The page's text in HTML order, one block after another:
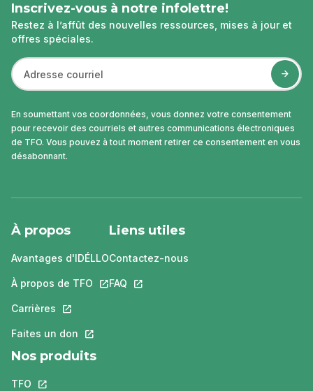
Inscrivez-vous à notre infolettre!
Restez à l’affût des nouvelles ressources, mises à jour et
offres spéciales.
En soumettant vos coordonnées, vous donnez votre consentement
pour recevoir des courriels et autres communications électroniques
de TFO. Vous pouvez à tout moment retirer ce consentement en vous
désabonnant.
À propos
Avantages d'IDÉLLO
À propos de TFO Ce lien s'ouvrira dans un nouvel onglet.
Carrières Ce lien s'ouvrira dans un nouvel onglet.
Faites un don Ce lien s'ouvrira dans un nouvel onglet.
Liens utiles
Contactez-nous
FAQ Ce lien s'ouvrira dans un nouvel
Nos produits
TFO Ce lien s'ouvrira dans un nouvel onglet.